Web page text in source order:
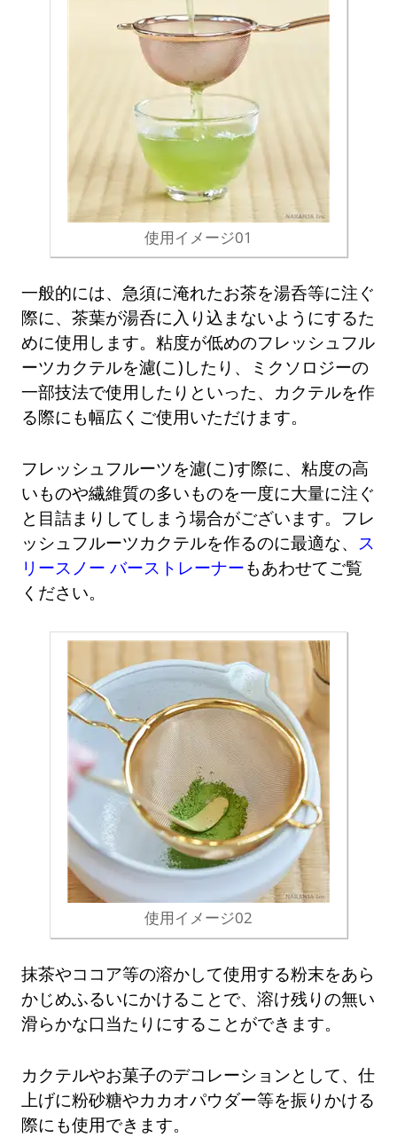
使用イメージ01
一般的には、急須に淹れたお茶を湯呑等に注ぐ
際に、茶葉が湯呑に入り込まないようにするた
めに使用します。粘度が低めのフレッシュフル
ーツカクテルを濾(こ)したり、ミクソロジーの
一部技法で使用したりといった、カクテルを作
る際にも幅広くご使用いただけます。
フレッシュフルーツを濾(こ)す際に、粘度の高
いものや繊維質の多いものを一度に大量に注ぐ
と目詰まりしてしまう場合がございます。フレ
ッシュフルーツカクテルを作るのに最適な、 ス
リースノー バーストレーナーもあわせてご覧
ください。
使用イメージ02
抹茶やココア等の溶かして使用する粉末をあら
かじめふるいにかけることで、溶け残りの無い
滑らかな口当たりにすることができます。
カクテルやお菓子のデコレーションとして、仕
上げに粉砂糖やカカオパウダー等を振りかける
際にも使用できます。